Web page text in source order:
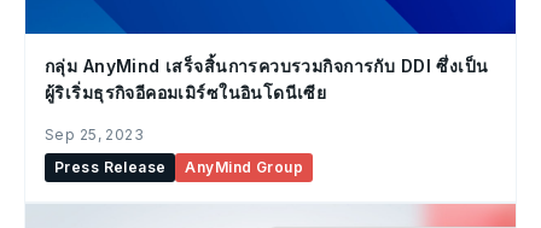
กลุ่ม AnyMind เสร็จสิ้นการควบรวมกิจการกับ DDI ซึ่งเป็น
ผู้ริเริ่มธุรกิจอีคอมเมิร์ซในอินโดนีเซีย
Sep 25, 2023
Press Release
AnyMind Group